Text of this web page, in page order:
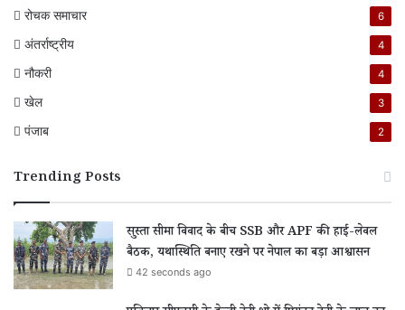
रोचक समाचार 6
अंतर्राष्ट्रीय 4
नौकरी 4
खेल 3
पंजाब 2
Trending Posts
सुस्ता सीमा विवाद के बीच SSB और APF की हाई-लेवल
बैठक, यथास्थिति बनाए रखने पर नेपाल का बड़ा आश्वासन
42 seconds ago